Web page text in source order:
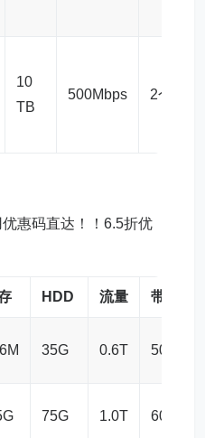
10
TB
500Mbps 2个
惠码直达！！6.5折优
HDD 流量 带宽
35G 0.6T 50M
75G 1.0T 60M